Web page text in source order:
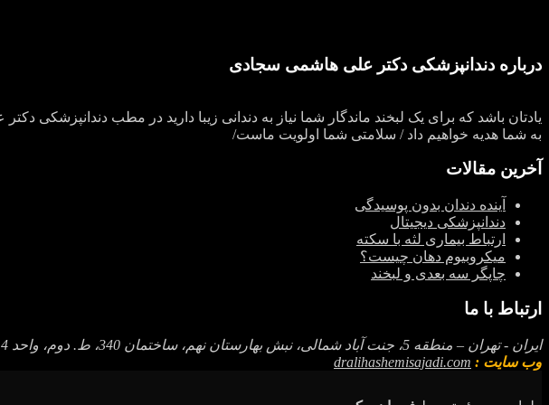
درباره دندانپزشکی دکتر علی هاشمی سجادی
یادتان باشد که برای یک لبخند ماندگار شما نیاز به دندانی زیبا دارید در مطب دندانپزشکی
به شما هدیه خواهیم داد / سلامتی شما اولویت ماست/
آخرین مقالات
آینده دندان بدون پوسیدگی
دندانپزشکی دیجیتال
ارتباط بیماری لثه با سکته
میکروبیوم دهان چیست؟
چاپگر سه‌ بعدی و لبخند
ارتباط با ما
ایران - تهران – منطقه 5، جنت آباد شمالی، نبش بهارستان نهم، ساختمان 340، ط. دوم، واحد 4
وب سایت : dralihashemisajadi.com